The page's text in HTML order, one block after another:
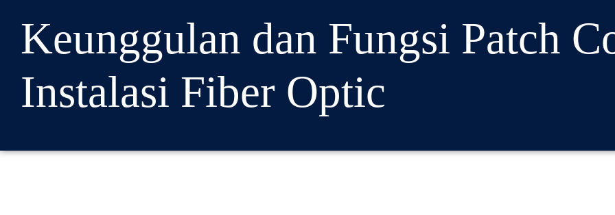
Keunggulan dan Fungsi Patch
Instalasi Fiber Optic